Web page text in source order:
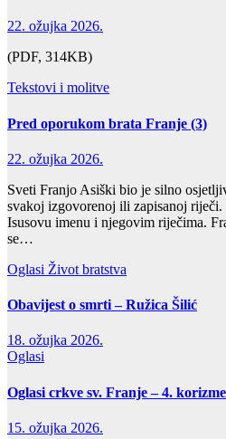
22. ožujka 2026.
(PDF, 314KB)
Tekstovi i molitve
Pred oporukom brata Franje (3)
22. ožujka 2026.
Sveti Franjo Asiški bio je silno
svakoj izgovorenoj ili zapisanoj
Isusovu imenu i njegovim riječima.
se…
Oglasi Život bratstva
Obavijest o smrti – Ružica Šilić
18. ožujka 2026.
Oglasi
Oglasi crkve sv. Franje – 4.
15. ožujka 2026.